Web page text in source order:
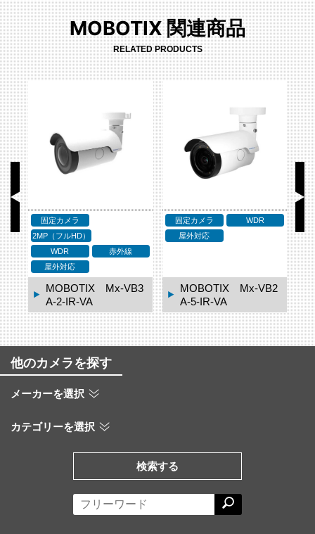
MOBOTIX 関連商品
RELATED PRODUCTS
固定カメラ
2MP（フルHD）
WDR
赤外線
屋外対応
MOBOTIX Mx-VB3
A-2-IR-VA
固定カメラ
WDR
屋外対応
MOBOTIX Mx-VB2
A-5-IR-VA
他のカメラを探す
メーカーを選択
カテゴリーを選択
検索する